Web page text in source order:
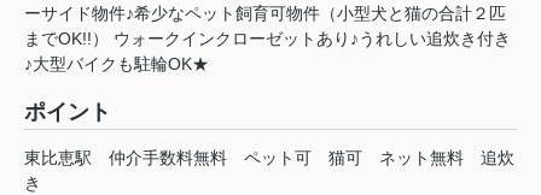
ーサイド物件♪希少なペット飼育可物件（小型犬と猫の合計２匹
までOK!!） ウォークインクローゼットあり♪うれしい追炊き付き
♪大型バイクも駐輪OK★
ポイント
東比恵駅 仲介手数料無料 ペット可 猫可 ネット無料
追炊
き